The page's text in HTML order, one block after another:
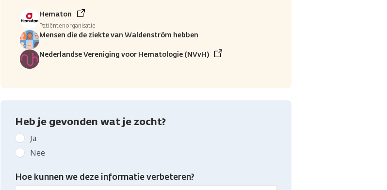
Hematon
Patiëntenorganisatie
Mensen die de ziekte van Waldenström hebben
Nederlandse Vereniging voor Hematologie (NVvH)
Heb je gevonden wat je zocht?
Geef
kanker.nl
feedback:
Heb
je
Ja
Nee
Hoe kunnen we deze informatie verbeteren?